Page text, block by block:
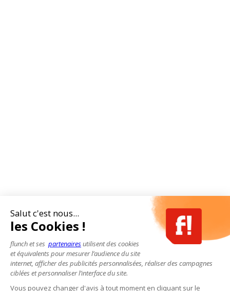
Salut c'est nous...
les Cookies !
flunch et ses partenairesutilisent des cookies
et équivalents pour mesurer l’audience du site
internet, afficher des publicités personnalisées, réaliser des campagnes
ciblées et personnaliser l’interface du site.
Vous pouvez changer d'avis à tout moment en cliquant sur le